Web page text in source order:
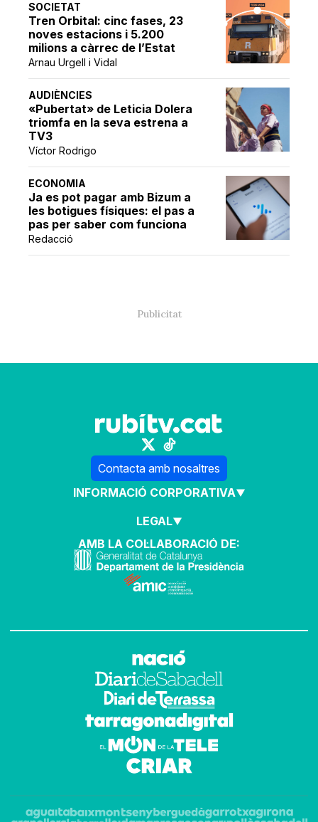
SOCIETAT
Tren Orbital: cinc fases, 23
noves estacions i 5.200
milions a càrrec de l’Estat
Arnau Urgell i Vidal
AUDIÈNCIES
«Pubertat» de Leticia Dolera
triomfa en la seva estrena a
TV3
Víctor Rodrigo
ECONOMIA
Ja es pot pagar amb Bizum a
les botigues físiques: el pas a
pas per saber com funciona
Redacció
Contacta amb nosaltres
INFORMACIÓ CORPORATIVA
LEGAL
AMB LA COL·LABORACIÓ DE: